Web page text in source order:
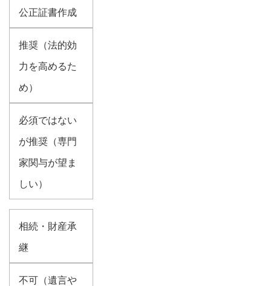
公正証書作成
推奨（法的効
力を高めるた
め）
必須ではない
が推奨（専門
家関与が望ま
しい）
相続・財産承
継
不可（遺言や